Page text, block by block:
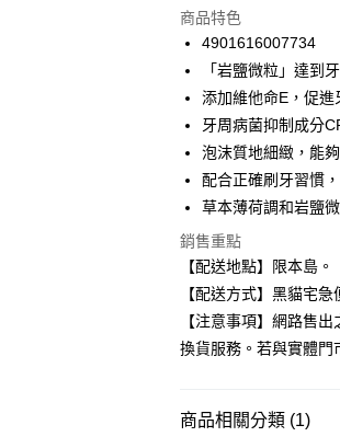
LINE Pay
Apple Pay
街口支付
悠遊付
Google Pay
全盈+PAY
大哥付你分期
相關說明
【大哥付你分期使用說明
1.本服務由台灣大哥大提
3.實際核准額度、可分期
ATM付款
運送方式
商品特色
4901616007734
「岩鹽微粒」達到
添加維他命E，促
牙周病菌抑制成分
泡沫質地細緻，能
配合正確刷牙習慣
草本薄荷調和岩鹽
銷售重點
【配送地點】限本島。
【配送方式】黑貓宅
【注意事項】網路售
換貨服務。若與實體門
商品相關分類 (1)